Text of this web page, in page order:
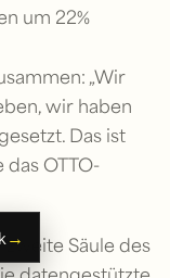
um 22%
„Wir
wir haben
Das ist
OTTO-
Säule des
→